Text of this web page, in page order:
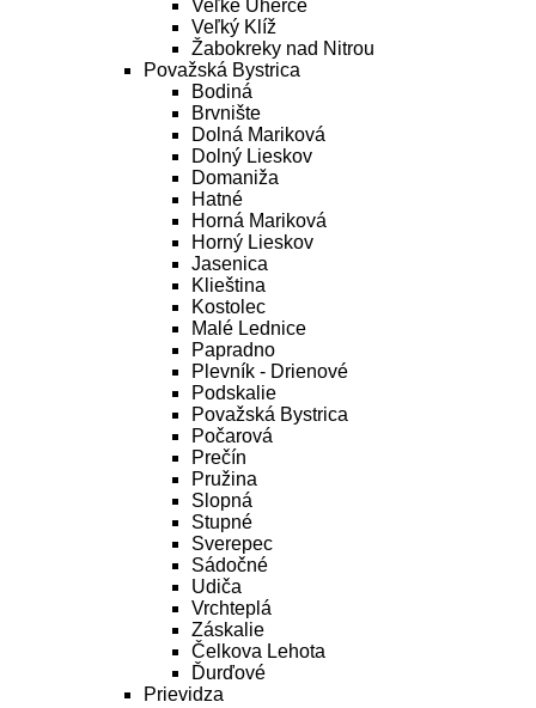
Veľké Uherce
Veľký Klíž
Žabokreky nad Nitrou
Považská Bystrica
Bodiná
Brvnište
Dolná Mariková
Dolný Lieskov
Domaniža
Hatné
Horná Mariková
Horný Lieskov
Jasenica
Klieština
Kostolec
Malé Lednice
Papradno
Plevník - Drienové
Podskalie
Považská Bystrica
Počarová
Prečín
Pružina
Slopná
Stupné
Sverepec
Sádočné
Udiča
Vrchteplá
Záskalie
Čelkova Lehota
Ďurďové
Prievidza